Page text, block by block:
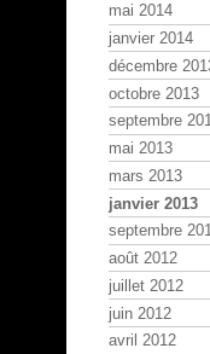
mai 2014
janvier 2014
décembre
octobre 2013
septembre
mai 2013
mars 2013
janvier 2013
septembre
août 2012
juillet 2012
juin 2012
avril 2012